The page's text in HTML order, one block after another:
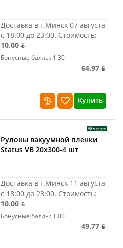
Доставка в г.Минск 07 августа
с 18:00 до 23:00. Стоимость:
10.00 ƃ
Бонусные баллы: 1.30
64.97 ƃ
Купить
Рулоны вакуумной пленки
Status VB 20х300-4 шт
Доставка в г.Минск 11 августа
с 18:00 до 23:00. Стоимость:
10.00 ƃ
Бонусные баллы: 1.00
49.77 ƃ